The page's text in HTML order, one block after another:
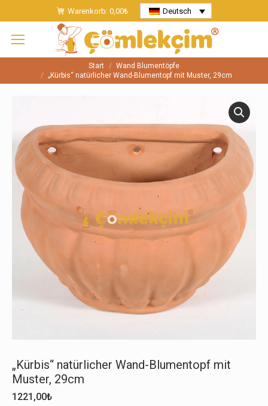
Warenkorb: 0,00₺ Deutsch
Sie befinden sich hier:Start
Wand Blumentöpfe
„Kürbis“ natürlicher Wand-Blumentopf mit Muster, 29cm
„Kürbis“ natürlicher Wand-Blumentopf mit
Muster, 29cm
1221,00₺